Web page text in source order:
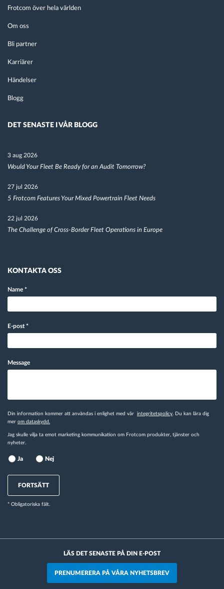
Frotcom över hela världen
Om oss
Bli partner
Karriärer
Händelser
Blogg
DET SENASTE I VÅR BLOGG
3 aug 2026
Would Your Fleet Be Ready for an Audit Tomorrow?
27 jul 2026
5 Frotcom Features Your Mixed Powertrain Fleet Needs
22 jul 2026
The Challenge of Cross-Border Fleet Operations in Europe
KONTAKTA OSS
Name *
E-post*
Message
Din information kommer att användas i enlighet med vår integritetspolicy. Du kan lära dig
mer om dataskydd.
Jag skulle vilja ta emot marketing kommunikation om Frotcom produkter, tjänster och
nyheter.
Ja Nej
FORTSÄTT
* Obligatoriska fält.
LÄS DET SENASTE PÅ DIN E-POST
PRENUMERERA PÅ VÅRA NYHETSBREV